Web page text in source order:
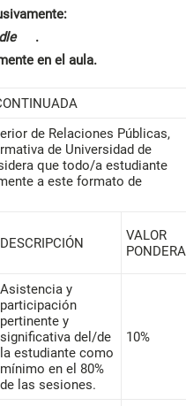
.
en el aula.
de Relaciones Públicas,
de Universidad de
que todo/a estudiante
a este formato de
DESCRIPCIÓN
VALOR
Asistencia y
participación
pertinente y
significativa del/de
la estudiante como
mínimo en el 80%
de las sesiones.
10%